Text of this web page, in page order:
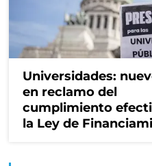
Universidades:
en reclamo del
cumplimiento
la Ley de